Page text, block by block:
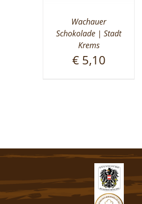
Wachauer
Schokolade | Stadt
Krems
€5,10